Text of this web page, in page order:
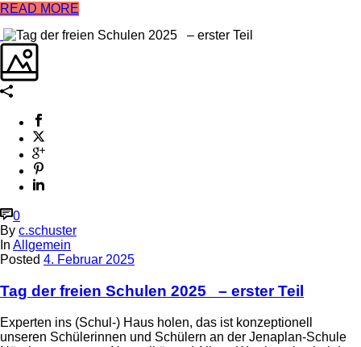
READ MORE
0
By c.schuster
In Allgemein
Posted 4. Februar 2025
Tag der freien Schulen 2025 – erster Teil
Experten ins (Schul-) Haus holen, das ist konzeptionell
unseren Schülerinnen und Schülern an der Jenaplan-Schule